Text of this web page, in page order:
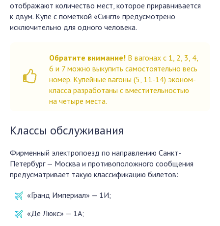
отображают количество мест, которое приравнивается
к двум. Купе с пометкой «Сингл» предусмотрено
исключительно для одного человека.
Обратите внимание! В вагонах с 1, 2, 3, 4,
6 и 7 можно выкупить самостоятельно весь
номер. Купейные вагоны (5, 11-14) эконом-
класса разработаны с вместительностью
на четыре места.
Классы обслуживания
Фирменный электропоезд по направлению Санкт-
Петербург — Москва и противоположного сообщения
предусматривает такую классификацию билетов:
«Гранд Империал» — 1И;
«Де Люкс» — 1А;